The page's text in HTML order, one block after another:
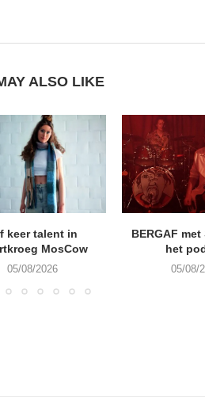
ALSO LIKE
keer talent in
MosCow
05/08/2026
BERGAF met
het
05/08/